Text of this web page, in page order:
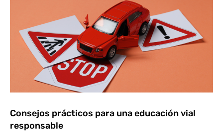
Consejos prácticos para una educación vial
responsable